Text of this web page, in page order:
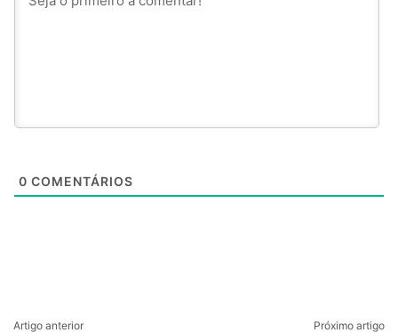
0 COMENTÁRIOS
Artigo anterior Próximo artigo